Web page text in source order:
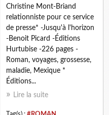
Christine Mont-Briand
relationniste pour ce service
de presse* -Jusqu'à l'horizon
-Benoit Picard -Éditions
Hurtubise -226 pages -
Roman, voyages, grossesse,
maladie, Mexique *
Éditions...
Lire la suite